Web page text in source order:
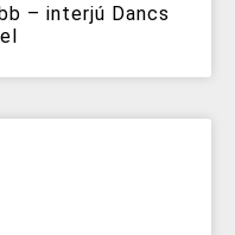
– interjú Dancs